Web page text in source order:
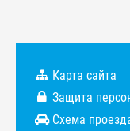
Карта сайта
Защита
Схема